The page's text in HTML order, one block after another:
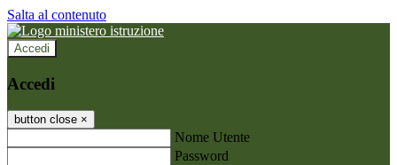
Salta al contenuto
Accedi
Accedi
button close ×
Nome Utente
Password